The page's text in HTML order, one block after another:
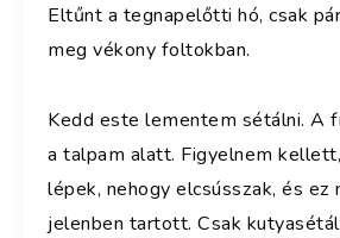
Eltűnt a tegnapelőtti hó, csak
meg vékony foltokban.
Kedd este lementem sétálni. A
a talpam alatt. Figyelnem
lépek, nehogy elcsússzak, és ez
jelenben tartott. Csak